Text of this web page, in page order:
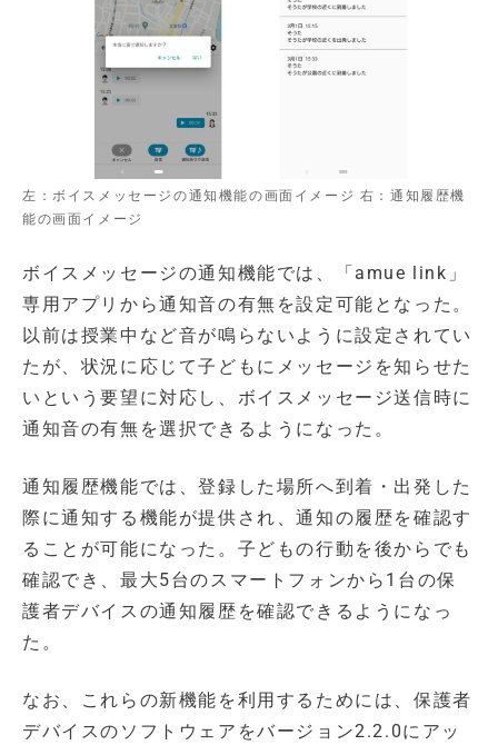
左：ボイスメッセージの通知機能の画面イメージ 右：通知履歴機
能の画面イメージ
ボイスメッセージの通知機能では、「amue link」
専用アプリから通知音の有無を設定可能となった。
以前は授業中など音が鳴らないように設定されてい
たが、状況に応じて子どもにメッセージを知らせた
いという要望に対応し、ボイスメッセージ送信時に
通知音の有無を選択できるようになった。
通知履歴機能では、登録した場所へ到着・出発した
際に通知する機能が提供され、通知の履歴を確認す
ることが可能になった。子どもの行動を後からでも
確認でき、最大5台のスマートフォンから1台の保
護者デバイスの通知履歴を確認できるようになっ
た。
なお、これらの新機能を利用するためには、保護者
デバイスのソフトウェアをバージョン2.2.0にアッ